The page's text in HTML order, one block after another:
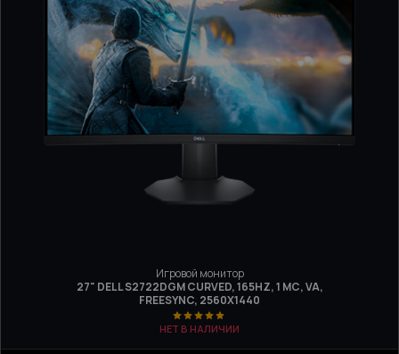
Игровой монитор
27" DELL S2722DGM CURVED, 165HZ, 1 МС, VA,
FREESYNC, 2560X1440
НЕТ В НАЛИЧИИ